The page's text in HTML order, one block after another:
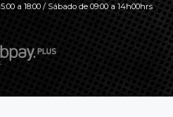
a 18:00 / Sábado de 09:00 a 14h00hrs